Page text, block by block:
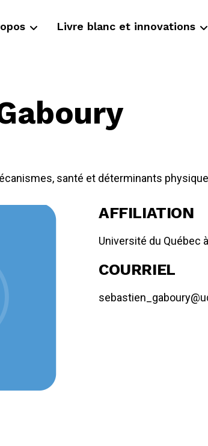
Livre blanc et innovations
santé et déterminants
AFFILIATION
Université du Québec
COURRIEL